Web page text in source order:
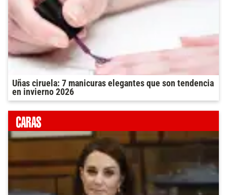
Uñas ciruela: 7 manicuras elegantes que son tendencia
en invierno 2026